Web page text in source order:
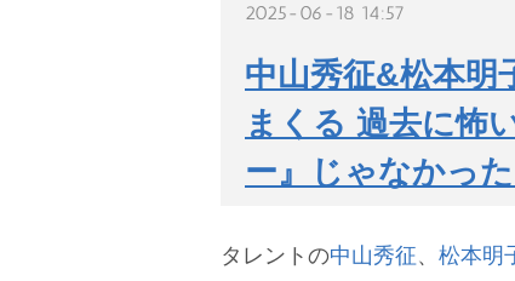
2025-06-18 14:57
中山秀征&松本明
まくる 過去に怖
ー』じゃなかった
タレントの中山秀征、 松本明